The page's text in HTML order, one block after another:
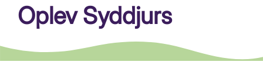
Oplev Syddjurs